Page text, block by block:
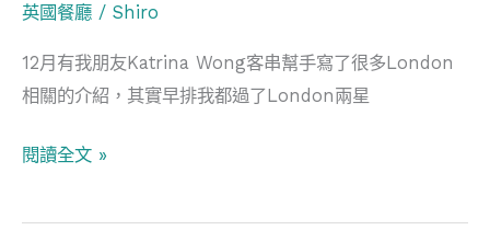
英國餐廳 / Shiro
12月有我朋友Katrina Wong客串幫手寫了很多London
相關的介紹，其實早排我都過了London兩星
閱讀全文 »